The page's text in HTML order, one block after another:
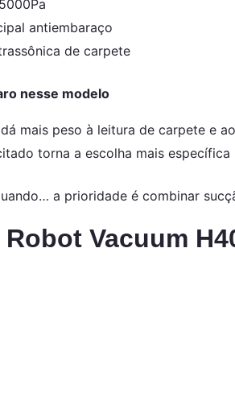
antiembaraço
de carpete
nesse modelo
mais peso à leitura de carpete e
torna a escolha mais
a prioridade é combinar
Vacuum